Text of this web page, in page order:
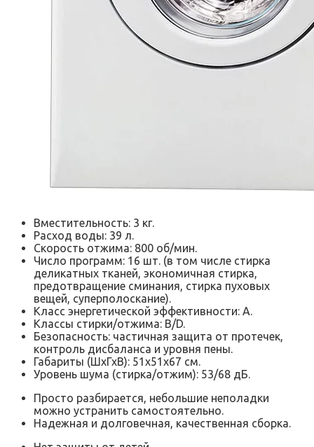
Вместительность: 3 кг.
Расход воды: 39 л.
Скорость отжима: 800 об/мин.
Число программ: 16 шт. (в том числе стирка
деликатных тканей, экономичная стирка,
предотвращение сминания, стирка пуховых
вещей, суперполоскание).
Класс энергетической эффективности: А.
Классы стирки/отжима: В/D.
Безопасность: частичная защита от протечек,
контроль дисбаланса и уровня пены.
Габариты (ШхГхВ): 51x51x67 см.
Уровень шума (стирка/отжим): 53/68 дБ.
Просто разбирается, небольшие неполадки
можно устранить самостоятельно.
Надежная и долговечная, качественная сборка.